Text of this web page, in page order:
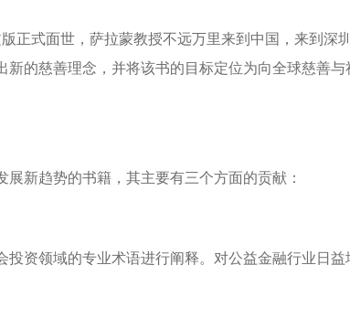
版正式面世，萨拉蒙教授不远万里来到中国，来到
新的慈善理念，并将该书的目标定位为向全球慈善
展新趋势的书籍，其主要有三个方面的贡献：
投资领域的专业术语进行阐释。对公益金融行业日